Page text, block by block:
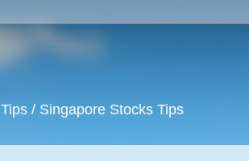
/ Singapore Stocks Tips